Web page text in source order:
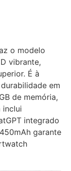
o modelo
vibrante,
É à
em
de memória,
inclui
integrado
garante